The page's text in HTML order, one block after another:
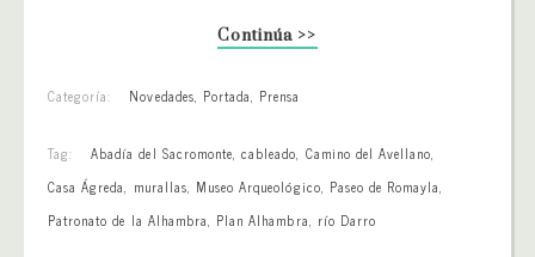
Continúa >>
Categoría: Novedades, Portada, Prensa
Tag: Abadía del Sacromonte,cableado, Camino del Avellano,
Casa Ágreda, murallas, Museo Arqueológico, Paseo de Romayla,
Patronato de la Alhambra, Plan Alhambra, río Darro